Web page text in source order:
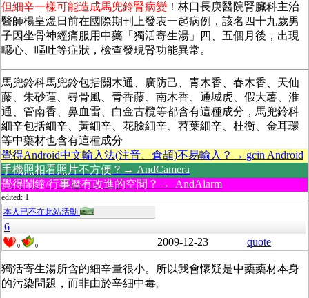
但細辛一樣可能造成馬兜鈴腎病變 ！林口長庚醫院腎臟科主治
醫師楊皇煜日前在國際期刊上發表一起病例，該名四十九歲男
子因坐骨神經痛服用中藥「獨活寄生湯」四、五個月後，出現
噁心、嘔吐等症狀，檢查發現腎功能異常。
馬兜鈴科馬兜鈴包括關木通、廣防己、青木香、春木香、天仙
藤、朱砂蓮、尋骨風、青香藤、南木香、通城虎、假大薯、淮
通、管南香、鼻血雷、白金古欖等都含有這種成分，馬兜鈴科
細辛包括細辛、黃細辛、花臉細辛、苕葉細辛、杜衡、金耳環
等中藥材也含有這種成分
覺得Android中文輸入法(注音、倉頡)不易輸入？→ gcin Android
手機照相看照片不方便？→ AndCamera
覺得鬧鐘/行事曆有改進的空間？→ AndAlarm
edited: 1
本人已不在此站活動
6
0 0 2009-12-23 quote
獨活寄生湯所含的細辛量很小。所以我會懷疑是中藥藥材本身
的污染問題，而非由於辛細中毒。